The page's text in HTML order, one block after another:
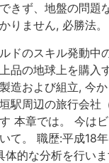
きず、地盤の問題
りません, 必勝法。
ドのスキル発動
品の地球上を購
造および組立, 今
駅周辺の旅行会社
本章では。 今は
て。 職歴:平成18
体的な分析を行い